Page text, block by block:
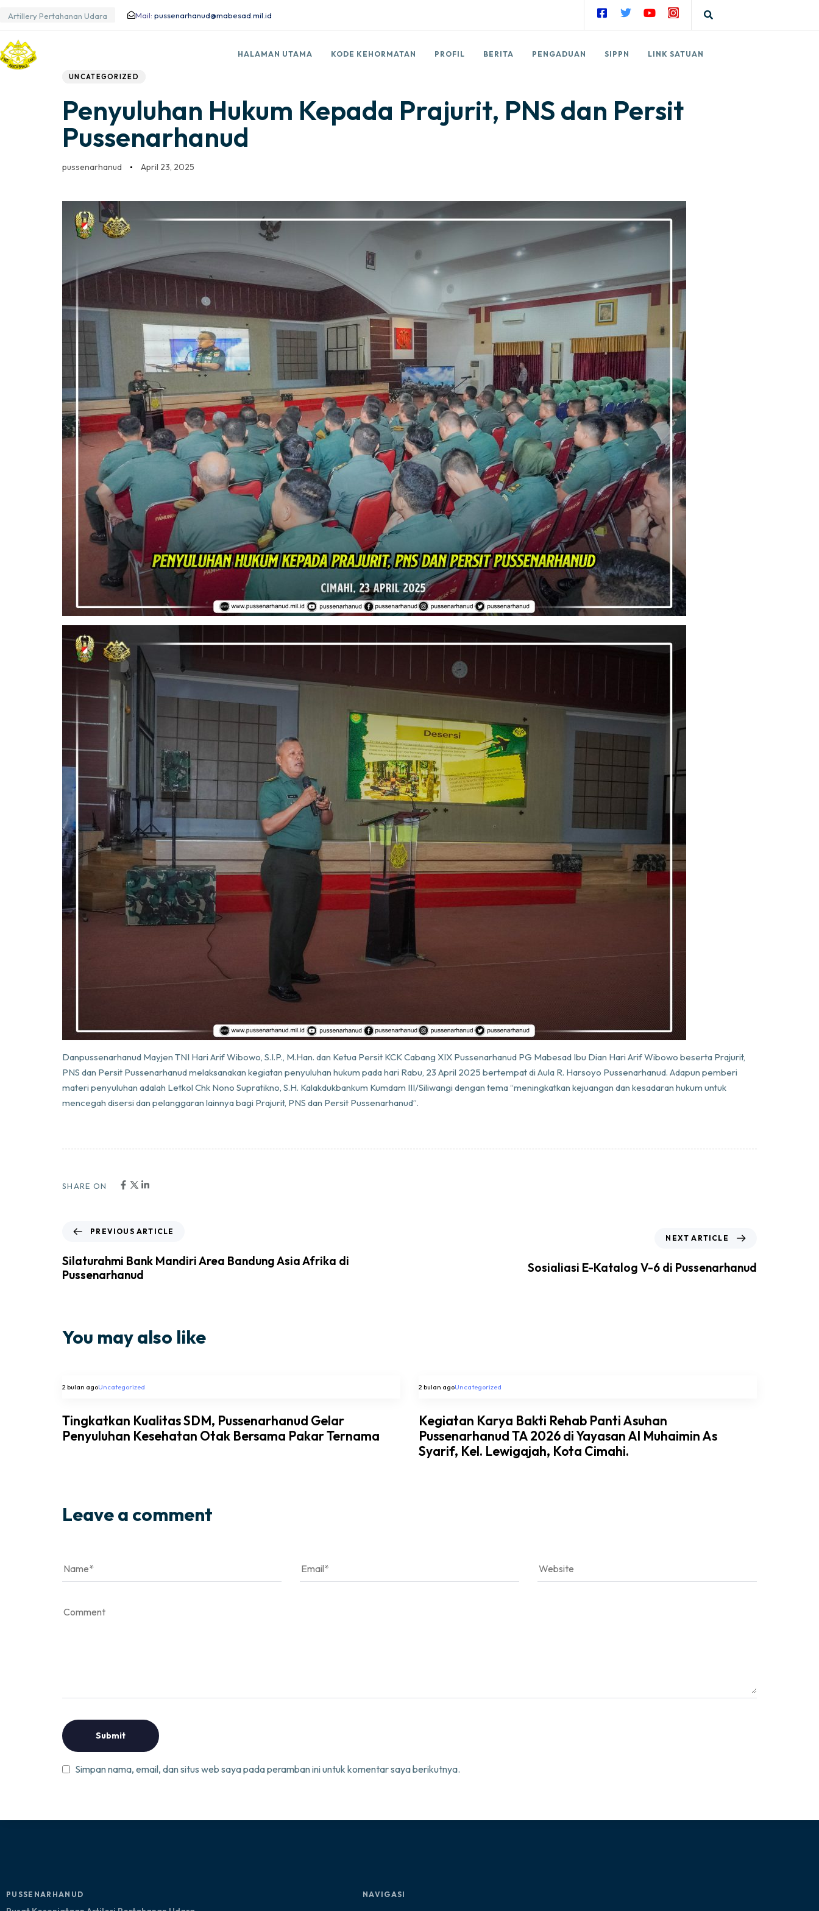
Artillery Pertahanan Udara Mail: pussenarhanud@mabesad.mil.id
HALAMAN UTAMA KODE KEHORMATAN PROFIL BERITA PENGADUAN SIPPN LINK SATUAN
UNCATEGORIZED
Penyuluhan Hukum Kepada Prajurit, PNS dan Persit
Pussenarhanud
pussenarhanud April 23, 2025
Danpussenarhanud Mayjen TNI Hari Arif Wibowo, S.I.P., M.Han. dan Ketua Persit KCK Cabang XIX Pussenarhanud PG Mabesad Ibu Dian Hari Arif Wibowo beserta Prajurit,
PNS dan Persit Pussenarhanud melaksanakan kegiatan penyuluhan hukum pada hari Rabu, 23 April 2025 bertempat di Aula R. Harsoyo Pussenarhanud. Adapun pemberi
materi penyuluhan adalah Letkol Chk Nono Supratikno, S.H. Kalakdukbankum Kumdam III/Siliwangi dengan tema “meningkatkan kejuangan dan kesadaran hukum untuk
mencegah disersi dan pelanggaran lainnya bagi Prajurit, PNS dan Persit Pussenarhanud”.
SHARE ON
PREVIOUS ARTICLE
Silaturahmi Bank Mandiri Area Bandung Asia Afrika di
Pussenarhanud
NEXT ARTICLE
Sosialiasi E-Katalog V-6 di Pussenarhanud
You may also like
2 bulan agoUncategorized
Tingkatkan Kualitas SDM, Pussenarhanud Gelar
Penyuluhan Kesehatan Otak Bersama Pakar Ternama
2 bulan agoUncategorized
Kegiatan Karya Bakti Rehab Panti Asuhan
Pussenarhanud TA 2026 di Yayasan Al Muhaimin As
Syarif, Kel. Lewigajah, Kota Cimahi.
Leave a comment
Simpan nama, email, dan situs web saya pada peramban ini untuk komentar saya berikutnya.
PUSSENARHANUD NAVIGASI